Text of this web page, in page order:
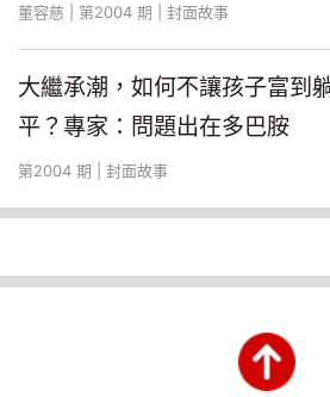
當繼承世代比主管還有
金手銬失效！高薪升
中央大學人力資源管理所教
新世代在家庭中獲得更多資
感大幅降低，不為五斗米
山。一○四人力銀行職涯永
出，有企業人資主管透露
董容慈 | 第2004 期 | 封面故事
大繼承潮，如何不讓孩子富到
平？專家：問題出在多巴胺
第2004 期 | 封面故事